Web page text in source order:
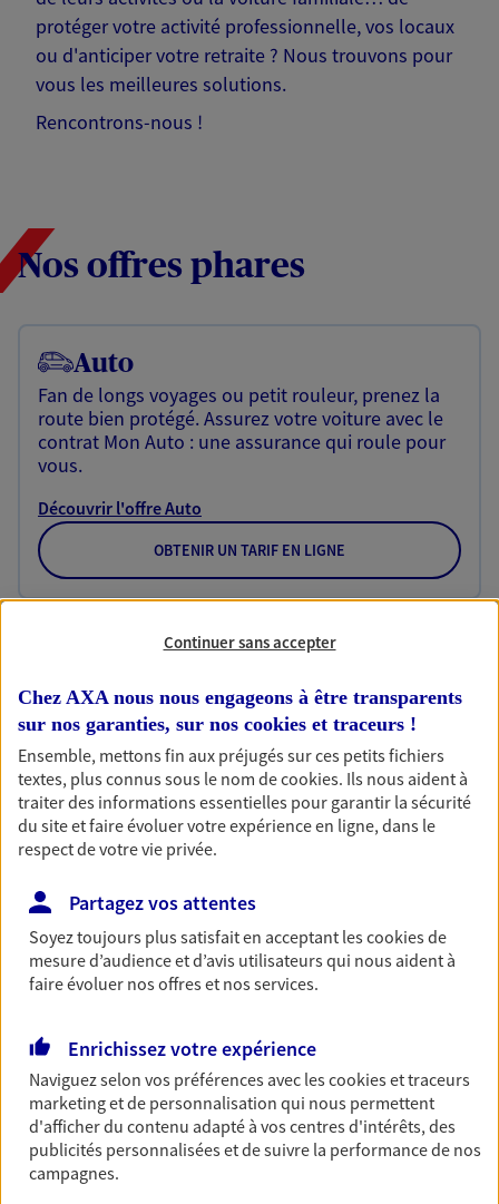
protéger votre activité professionnelle, vos locaux
ou d'anticiper votre retraite ? Nous trouvons pour
vous les meilleures solutions.
Rencontrons-nous !
Nos offres phares
Auto
Fan de longs voyages ou petit rouleur, prenez la
route bien protégé. Assurez votre voiture avec le
contrat Mon Auto : une assurance qui roule pour
vous.
Découvrir l'offre Auto
OBTENIR UN TARIF EN LIGNE
Habitation
contrat Ma Maison assure votre sérénité en
protégeant ce qui vous tient à coeur.
Découvrir l'offre Habitation
OBTENIR UN TARIF EN LIGNE
Garantie Accidents de la Vie
Bricoleuse, féru de jardinage, pâtissier en herbe
ou grande lectrice… personne n'est à l'abri d'un
accident du quotidien. Avec Ma Protection
Accident, protégez votre qualité de vie et vos
Découvrir l'offre Garantie Accidents de la Vie
OBTENIR UN TARIF EN LIGNE
Multirisque Entreprise
Continuer sans accepter
Chez AXA nous nous engageons à être transparents
sur nos garanties, sur nos cookies et traceurs !
Ensemble, mettons fin aux préjugés sur ces petits fichiers
textes, plus connus sous le nom decookies. Ils nous aident à
traiter des informations essentielles pour garantir la sécurité
du site et faire évoluer votre expérience en ligne, dans le
respect de votre vie privée.
Partagez vos attentes
Soyez toujours plus satisfait en acceptant lescookiesde
mesure d’audience et d’avis utilisateurs qui nous aident à
faire évoluer nos offres et nos services.
Enrichissez votre expérience
Naviguez selon vos préférences avec lescookies et traceurs
marketing et de personnalisation qui nous permettent
d'afficher du contenu adapté à vos centres d'intérêts, des
publicités personnalisées et de suivre la performance de nos
campagnes.